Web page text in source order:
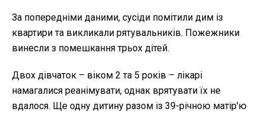
За попередніми даними, сусіди помітили дим із
квартири та викликали рятувальників. Пожежники
винесли з помешкання трьох дітей.
Двох дівчаток – віком 2 та 5 років – лікарі
намагалися реанімувати, однак врятувати їх не
вдалося. Ще одну дитину разом із 39-річною матір'ю